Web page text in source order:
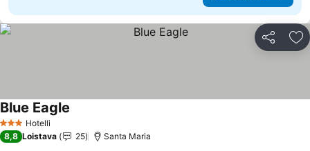
Jaa
3 Tähtiluokitus
Hotelli
Blue Eagle
8,8 Loistava 25 Santa Maria